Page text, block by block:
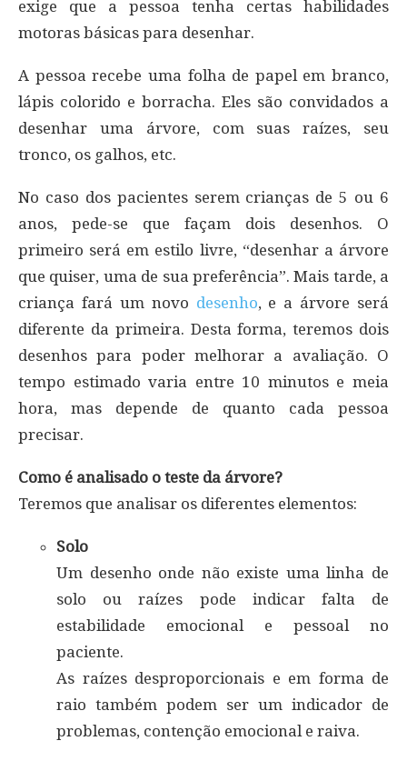
exige que a pessoa tenha certas habilidades
motoras básicas para desenhar.
A pessoa recebe uma folha de papel em branco,
lápis colorido e borracha. Eles são convidados a
desenhar uma árvore, com suas raízes, seu
tronco, os galhos, etc.
No caso dos pacientes serem crianças de 5 ou 6
anos, pede-se que façam dois desenhos. O
primeiro será em estilo livre, “desenhar a árvore
que quiser, uma de sua preferência”. Mais tarde, a
criança fará um novo desenho, e a árvore será
diferente da primeira. Desta forma, teremos dois
desenhos para poder melhorar a avaliação. O
tempo estimado varia entre 10 minutos e meia
hora, mas depende de quanto cada pessoa
precisar.
Como é analisado o teste da árvore?
Teremos que analisar os diferentes elementos:
Solo
Um desenho onde não existe uma linha de
solo ou raízes pode indicar falta de
estabilidade emocional e pessoal no
paciente.
As raízes desproporcionais e em forma de
raio também podem ser um indicador de
problemas, contenção emocional e raiva.